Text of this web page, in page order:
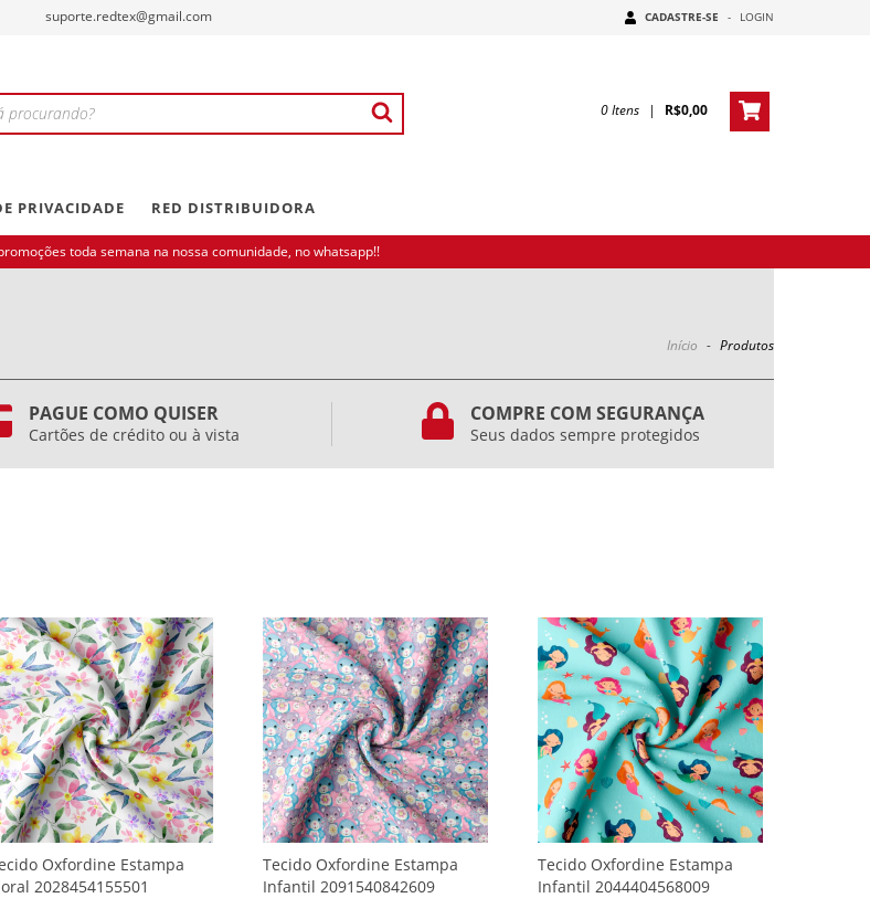
suporte.redtex@gmail.com CADASTRE-SE - LOGIN
0Itens | R$0,00
PRIVACIDADE RED DISTRIBUIDORA
toda semana na nossa comunidade, no whatsapp!!
Início - Produtos
PAGUE COMO QUISER
Cartões de crédito ou à vista
COMPRE COM SEGURANÇA
Seus dados sempre protegidos
Oxfordine Estampa
2028454155501
Tecido Oxfordine Estampa
Infantil 2091540842609
Tecido Oxfordine Estampa
Infantil 2044404568009